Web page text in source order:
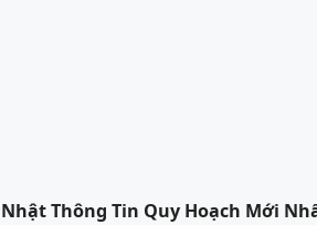
Thông Tin Quy Hoạch Mới